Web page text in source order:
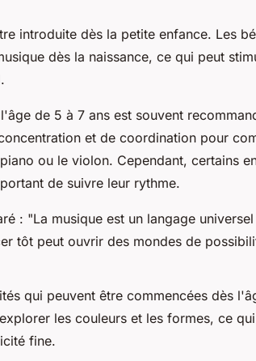
introduite dès la petite enfance. Les
dès la naissance, ce qui peut
de 5 à 7 ans est souvent
et de coordination pour
ou le violon. Cependant, certains
de suivre leur rythme.
: "La musique est un langage
tôt peut ouvrir des mondes de
qui peuvent être commencées dès
les couleurs et les formes, ce
fine.